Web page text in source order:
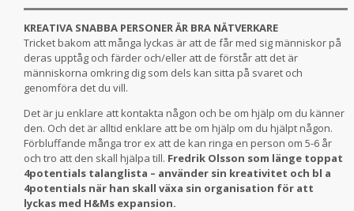
KREATIVA SNABBA PERSONER ÄR BRA NÄTVERKARE
Tricket bakom att många lyckas är att de får med sig människor på
deras upptåg och färder och/eller att de förstår att det är
människorna omkring dig som dels kan sitta på svaret och
genomföra det du vill.
Det är ju enklare att kontakta någon och be om hjälp om du känner
den. Och det är alltid enklare att be om hjälp om du hjälpt någon.
Förbluffande många tror ex att de kan ringa en person om 5-6 år
och tro att den skall hjälpa till. Fredrik Olsson som länge toppat
4potentials talanglista – använder sin kreativitet och bl a
4potentials när han skall växa sin organisation för att
lyckas med H&Ms expansion.